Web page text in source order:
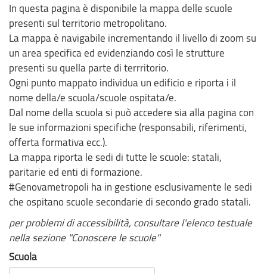
In questa pagina è disponibile la mappa delle scuole
presenti sul territorio metropolitano.
La mappa è navigabile incrementando il livello di zoom su
un area specifica ed evidenziando così le strutture
presenti su quella parte di terrritorio.
Ogni punto mappato individua un edificio e riporta i il
nome della/e scuola/scuole ospitata/e.
Dal nome della scuola si può accedere sia alla pagina con
le sue informazioni specifiche (responsabili, riferimenti,
offerta formativa ecc.).
La mappa riporta le sedi di tutte le scuole: statali,
paritarie ed enti di formazione.
#Genovametropoli ha in gestione esclusivamente le sedi
che ospitano scuole secondarie di secondo grado statali.
per problemi di accessibilità, consultare l'elenco testuale
nella sezione "Conoscere le scuole"
Scuola